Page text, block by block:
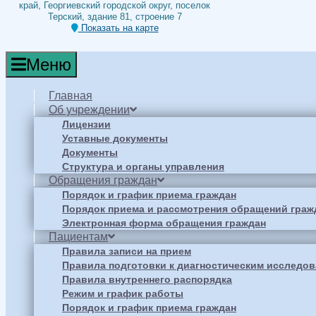
край, Георгиевский городской округ, поселок
Терский, здание 81, строение 7
Показать на карте
Меню
Главная
Об учреждении
Лицензии
Уставные документы
Документы
Структура и органы управления
Обращения граждан
Порядок и график приема граждан
Порядок приема и рассмотрения обращений
Электронная форма обращения граждан
Пациентам
Правила записи на прием
Правила подготовки к диагностическим
Правила внутреннего распорядка
Режим и график работы
Порядок и график приема граждан